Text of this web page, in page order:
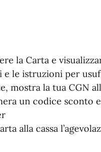
la Carta e
e le istruzioni per
mostra la tua CGN
un codice sconto
alla cassa